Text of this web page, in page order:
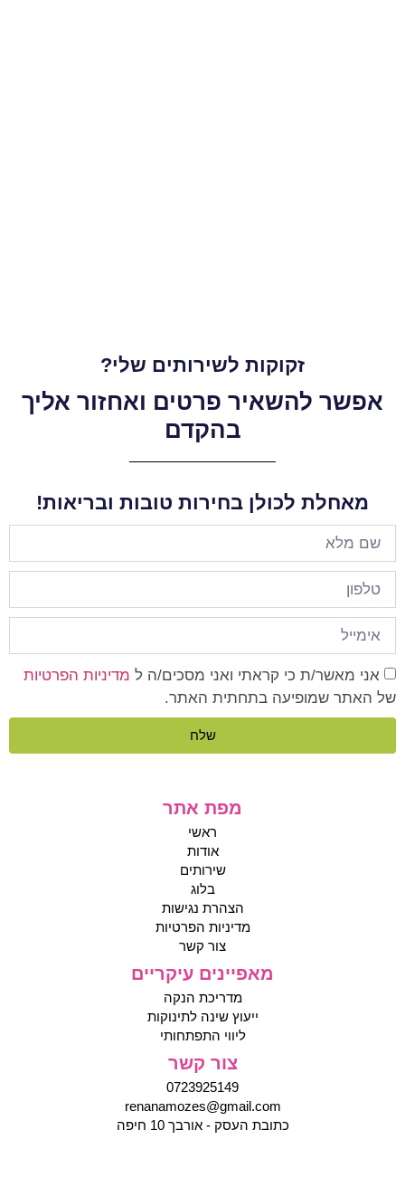
זקוקות לשירותים שלי?
אפשר להשאיר פרטים ואחזור אליך
בהקדם
מאחלת לכולן בחירות טובות ובריאות!
אני מאשר/ת כי קראתי ואני מסכים/ה ל מדיניות הפרטיות
של האתר שמופיעה בתחתית האתר.
שלח
מפת אתר
ראשי
אודות
שירותים
בלוג
הצהרת נגישות
מדיניות הפרטיות
צור קשר
מאפיינים עיקריים
מדריכת הנקה
ייעוץ שינה לתינוקות
ליווי התפתחותי
צור קשר
0723925149
renanamozes@gmail.com
כתובת העסק - אורבך 10 חיפה